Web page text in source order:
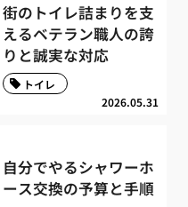
街のトイレ詰まりを支
えるベテラン職人の誇
りと誠実な対応
2026.05.31
トイレ
自分でやるシャワーホ
ース交換の予算と手順